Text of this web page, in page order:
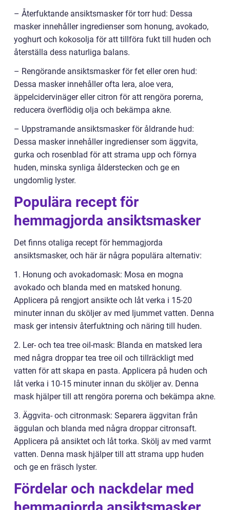
– Återfuktande ansiktsmasker för torr hud: Dessa
masker innehåller ingredienser som honung, avokado,
yoghurt och kokosolja för att tillföra fukt till huden och
återställa dess naturliga balans.
– Rengörande ansiktsmasker för fet eller oren hud:
Dessa masker innehåller ofta lera, aloe vera,
äppelcidervinäger eller citron för att rengöra porerna,
reducera överflödig olja och bekämpa akne.
– Uppstramande ansiktsmasker för åldrande hud:
Dessa masker innehåller ingredienser som äggvita,
gurka och rosenblad för att strama upp och förnya
huden, minska synliga ålderstecken och ge en
ungdomlig lyster.
Populära recept för
hemmagjorda ansiktsmasker
Det finns otaliga recept för hemmagjorda
ansiktsmasker, och här är några populära alternativ:
1. Honung och avokadomask: Mosa en mogna
avokado och blanda med en matsked honung.
Applicera på rengjort ansikte och låt verka i 15-20
minuter innan du sköljer av med ljummet vatten. Denna
mask ger intensiv återfuktning och näring till huden.
2. Ler- och tea tree oil-mask: Blanda en matsked lera
med några droppar tea tree oil och tillräckligt med
vatten för att skapa en pasta. Applicera på huden och
låt verka i 10-15 minuter innan du sköljer av. Denna
mask hjälper till att rengöra porerna och bekämpa akne.
3. Äggvita- och citronmask: Separera äggvitan från
äggulan och blanda med några droppar citronsaft.
Applicera på ansiktet och låt torka. Skölj av med varmt
vatten. Denna mask hjälper till att strama upp huden
och ge en fräsch lyster.
Fördelar och nackdelar med